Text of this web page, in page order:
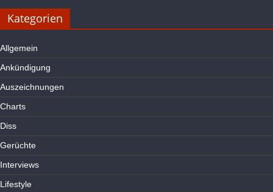
Kategorien
Allgemein
Ankündigung
Auszeichnungen
Charts
Diss
Gerüchte
Interviews
Lifestyle